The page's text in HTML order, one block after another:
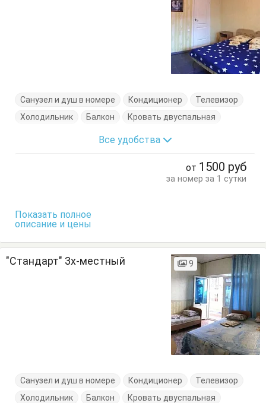
Санузел и душ в номере Кондиционер
Телевизор
Холодильник
Балкон Кровать двуспальная
Все удобства
от 1500 руб
за номер за 1 сутки
Показать полное
описание и цены
"Стандарт" 3х-местный 9
Санузел и душ в номере Кондиционер
Телевизор
Холодильник
Балкон
Кровать двуспальная